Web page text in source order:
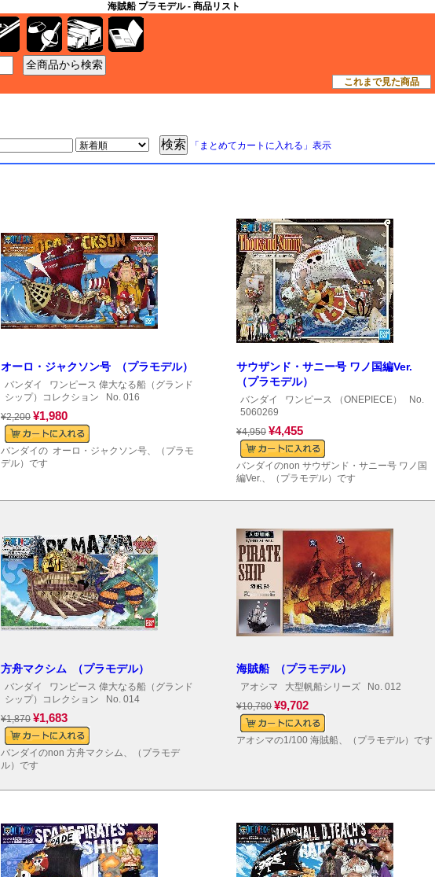
海賊船 プラモデル - 商品リスト
「まとめてカートに入れる」表示
オーロ・ジャクソン号 （プラモデル）
バンダイ
ワンピース 偉大なる船（グランド
シップ）コレクション No. 016
¥2,200 ¥1,980
バンダイの オーロ・ジャクソン号、（プラモ
デル）です
サウザンド・サニー号 ワノ国編Ver.
（プラモデル）
バンダイ ワンピース （ONEPIECE）
No.
5060269
¥4,950 ¥4,455
バンダイのnon サウザンド・サニー号 ワノ国
編Ver.、（プラモデル）です
方舟マクシム （プラモデル）
バンダイ
ワンピース 偉大なる船（グランド
シップ）コレクション No. 014
¥1,870 ¥1,683
バンダイのnon 方舟マクシム、（プラモデ
ル）です
海賊船 （プラモデル）
アオシマ 大型帆船シリーズ No. 012
¥10,780 ¥9,702
アオシマの1/100 海賊船、（プラモデル）です
工具 資材 ケース
これまで見た商品